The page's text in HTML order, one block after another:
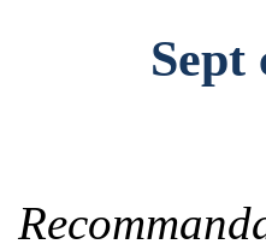
Sept